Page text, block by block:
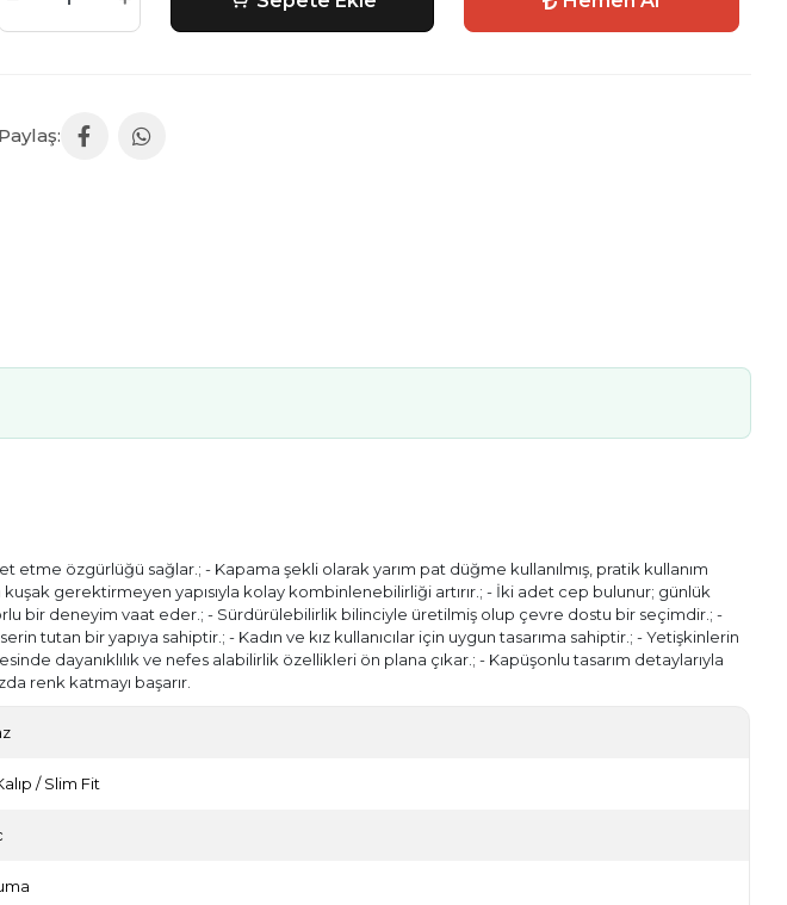
özgürlüğü sağlar.; - Kapama şekli olarak yarım pat düğme kullanılmış, pratik kullanım
gerektirmeyen yapısıyla kolay kombinlenebilirliği artırır.; - İki adet cep bulunur; günlük
bir deneyim vaat eder.; - Sürdürülebilirlik bilinciyle üretilmiş olup çevre dostu bir seçimdir.; -
tutan bir yapıya sahiptir.; - Kadın ve kız kullanıcılar için uygun tasarıma sahiptir.; - Yetişkinlerin
dayanıklılık ve nefes alabilirlik özellikleri ön plana çıkar.; - Kapüşonlu tasarım detaylarıyla
renk katmayı başarır.
/ Slim Fit